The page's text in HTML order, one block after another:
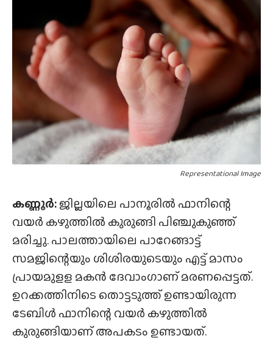
Representational Image
കണ്ണൂർ:ജില്ലയിലെ പാനൂരിൽ ഫാനിന്റെ
വയർ കഴുത്തിൽ കുരുങ്ങി പിഞ്ചുകുഞ്ഞ്
മരിച്ചു. പാലത്തായിലെ പാറേങ്ങാട്ട്
സമജിന്റെയും ശിശിരയുടെയും എട്ട് മാസം
പ്രായമുളള മകൻ ദേവാംഗാണ് മരണപ്പെട്ടത്.
ഉറക്കത്തിനിടെ തൊട്ടടുത്ത് ഉണ്ടായിരുന്ന
ടേബിൾ ഫാനിന്റെ വയർ കഴുത്തിൽ
കുരുങ്ങിയാണ് അപകടം ഉണ്ടായത്.